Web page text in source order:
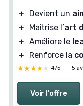
＋ Devient un
＋
Maîtrise l’art
＋ Améliore le
＋
Renforce la
★★★★★
★★★★★ 4/5 — 5
Voir l'offre